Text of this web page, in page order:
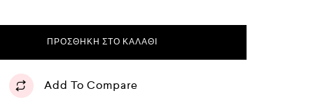
ΠΡΟΣΘΉΚΗ ΣΤΟ ΚΑΛΆΘΙ
Add To Compare